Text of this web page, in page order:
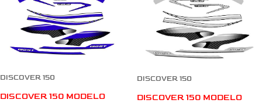
DISCOVER 150
DISCOVER 150 MODELO
DISCOVER 150
DISCOVER 150 MODELO